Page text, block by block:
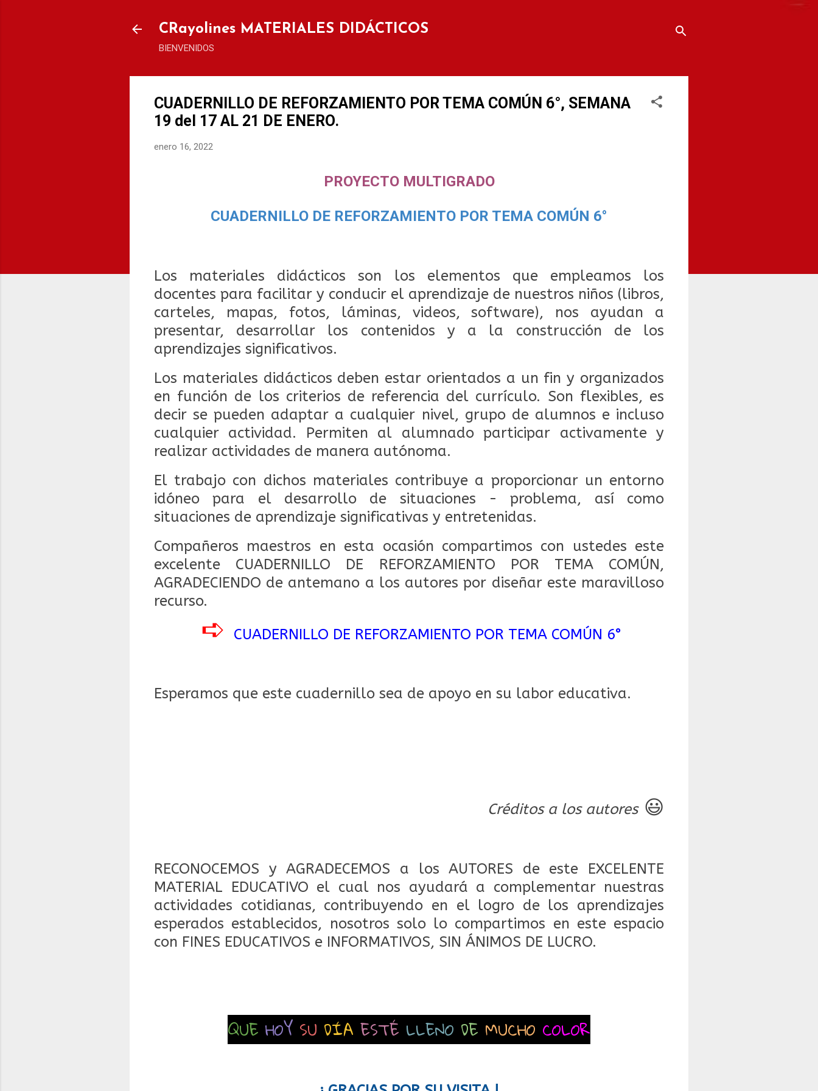
CRayolines MATERIALES DIDÁCTICOS
BIENVENIDOS
CUADERNILLO DE REFORZAMIENTO POR TEMA COMÚN 6°, SEMANA
19 del 17 AL 21 DE ENERO.
enero 16, 2022
PROYECTO MULTIGRADO
CUADERNILLO DE REFORZAMIENTO POR TEMA COMÚN 6°
Los materiales didácticos son los elementos que empleamos los
docentes para facilitar y conducir el aprendizaje de nuestros niños (libros,
carteles, mapas, fotos, láminas, videos, software), nos ayudan a
presentar, desarrollar los contenidos y a la construcción de los
aprendizajes significativos.
Los materiales didácticos deben estar orientados a un fin y organizados
en función de los criterios de referencia del currículo. Son flexibles, es
decir se pueden adaptar a cualquier nivel, grupo de alumnos e incluso
cualquier actividad. Permiten al alumnado participar activamente y
realizar actividades de manera autónoma.
El trabajo con dichos materiales contribuye a proporcionar un entorno
idóneo para el desarrollo de situaciones - problema, así como
situaciones de aprendizaje significativas y entretenidas.
Compañeros maestros en esta ocasión compartimos con ustedes este
excelente CUADERNILLO DE REFORZAMIENTO POR TEMA COMÚN,
AGRADECIENDO de antemano a los autores por diseñar este maravilloso
recurso.
➪ CUADERNILLO DE REFORZAMIENTO POR TEMA COMÚN 6°
Esperamos que este cuadernillo sea de apoyo en su labor educativa.
Créditos a los autores😃
RECONOCEMOS y AGRADECEMOS a los AUTORES de este EXCELENTE
MATERIAL EDUCATIVO el cual nos ayudará a complementar nuestras
actividades cotidianas, contribuyendo en el logro de los aprendizajes
esperados establecidos, nosotros solo lo compartimos en este espacio
con FINES EDUCATIVOS e INFORMATIVOS, SIN ÁNIMOS DE LUCRO.
QUE HOY SU DÍA ESTÉ LLENO DE MUCHO COLOR